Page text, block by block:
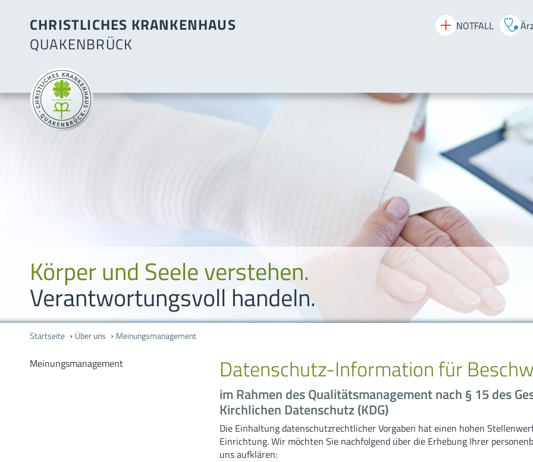
CHRISTLICHES KRANKENHAUS
QUAKENBRÜCK
NOTFALL
Körper und Seele verstehen.
Verantwortungsvoll handeln.
Startseite Über uns Meinungsmanagement
Meinungsmanagement Datenschutz-Information für
im Rahmen des Qualitätsmanagement nach § 15 des
Kirchlichen Datenschutz (KDG)
Die Einhaltung datenschutzrechtlicher Vorgaben hat einen hohen
Einrichtung. Wir möchten Sie nachfolgend über die Erhebung Ihrer
uns aufklären:
Patienten &
Medizin
Pflege &
Über uns
Notfall-
Ärztlicher
Karriere
Bildungszentrum
Sitemap
Impressum